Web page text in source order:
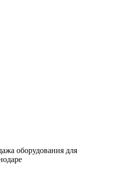
оборудования для